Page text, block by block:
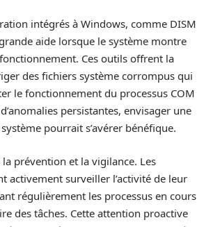
intégrés à Windows, comme DISM
aide lorsque le système montre
Ces outils offrent la
des fichiers système corrompus qui
le fonctionnement du processus COM
persistantes, envisager une
pourrait s’avérer bénéfique.
la prévention et la vigilance. Les
activement surveiller l’activité de leur
régulièrement les processus en cours
des tâches. Cette attention proactive